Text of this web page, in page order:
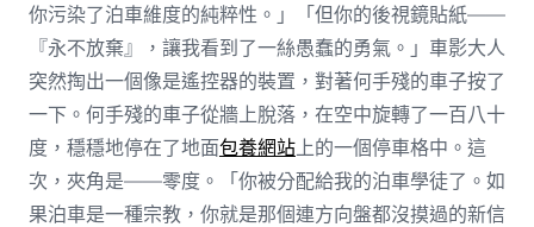
你污染了泊車維度的純粹性。」「但你的後視鏡貼紙——
『永不放棄』，讓我看到了一絲愚蠢的勇氣。」車影大人
突然掏出一個像是遙控器的裝置，對著何手殘的車子按了
一下。何手殘的車子從牆上脫落，在空中旋轉了一百八十
度，穩穩地停在了地面包養網站上的一個停車格中。這
次，夾角是——零度。「你被分配給我的泊車學徒了。如
果泊車是一種宗教，你就是那個連方向盤都沒摸過的新信